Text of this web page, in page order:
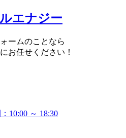
ームのことなら
お任せください！
10:00 ～ 18:30